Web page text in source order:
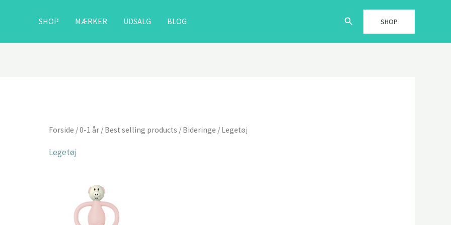
SHOP MÆRKER UDSALG BLOG Søg SHOP
Forside /0-1 år / Best selling products / Bideringe / Legetøj
Legetøj